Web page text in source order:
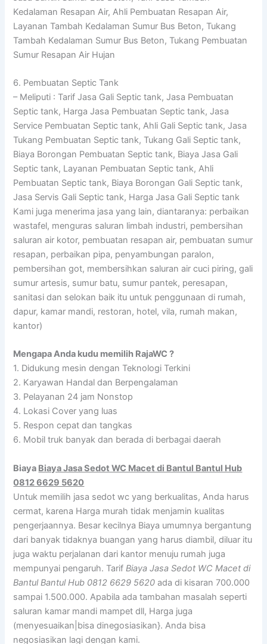
Kedalaman Resapan Air, Ahli Pembuatan Resapan Air,
Layanan Tambah Kedalaman Sumur Bus Beton, Tukang
Tambah Kedalaman Sumur Bus Beton, Tukang Pembuatan
Sumur Resapan Air Hujan
6. Pembuatan Septic Tank
– Meliputi : Tarif Jasa Gali Septic tank, Jasa Pembuatan
Septic tank, Harga Jasa Pembuatan Septic tank, Jasa
Service Pembuatan Septic tank, Ahli Gali Septic tank, Jasa
Tukang Pembuatan Septic tank, Tukang Gali Septic tank,
Biaya Borongan Pembuatan Septic tank, Biaya Jasa Gali
Septic tank, Layanan Pembuatan Septic tank, Ahli
Pembuatan Septic tank, Biaya Borongan Gali Septic tank,
Jasa Servis Gali Septic tank, Harga Jasa Gali Septic tank
Kami juga menerima jasa yang lain, diantaranya: perbaikan
wastafel, menguras saluran limbah industri, pembersihan
saluran air kotor, pembuatan resapan air, pembuatan sumur
resapan, perbaikan pipa, penyambungan paralon,
pembersihan got, membersihkan saluran air cuci piring, gali
sumur artesis, sumur batu, sumur pantek, peresapan,
sanitasi dan selokan baik itu untuk penggunaan di rumah,
dapur, kamar mandi, restoran, hotel, vila, rumah makan,
kantor)
Mengapa Anda kudu memilih RajaWC ?
1. Didukung mesin dengan Teknologi Terkini
2. Karyawan Handal dan Berpengalaman
3. Pelayanan 24 jam Nonstop
4. Lokasi Cover yang luas
5. Respon cepat dan tangkas
6. Mobil truk banyak dan berada di berbagai daerah
Biaya Biaya Jasa Sedot WC Macet di Bantul Bantul Hub
0812 6629 5620
Untuk memilih jasa sedot wc yang berkualitas, Anda harus
cermat, karena Harga murah tidak menjamin kualitas
pengerjaannya. Besar kecilnya Biaya umumnya bergantung
dari banyak tidaknya buangan yang harus diambil, diluar itu
juga waktu perjalanan dari kantor menuju rumah juga
mempunyai pengaruh. TarifBiaya Jasa Sedot WC Macet di
Bantul Bantul Hub 0812 6629 5620 ada di kisaran 700.000
sampai 1.500.000. Apabila ada tambahan masalah seperti
saluran kamar mandi mampet dll, Harga juga
(menyesuaikan|bisa dinegosiasikan}. Anda bisa
negosiasikan lagi dengan kami.